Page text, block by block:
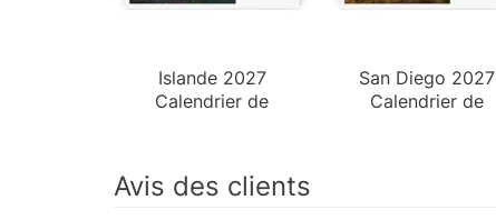
Islande 2027
Calendrier de
San Diego 2027
Calendrier de
Avis des clients